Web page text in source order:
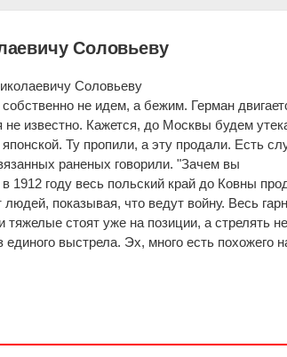
Соловьеву
Соловьеву
не идем, а бежим. Герман
известно. Кажется, до Москвы будем
Ту пропили, а эту продали. Есть
раненых говорили. "Зачем вы
1912 году весь польский край до Ковны
показывая, что ведут войну. Весь
стоят уже на позиции, а стрелять
выстрела. Эх, много есть похожего